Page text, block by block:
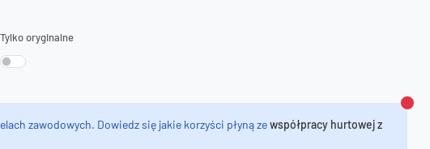
Tylko oryginalne
zawodowych. Dowiedz się jakie korzyści płyną zewspółpracy hurtowej z